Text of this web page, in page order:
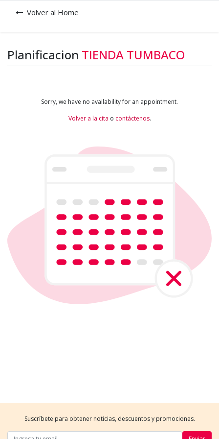
Volver al Home
Planificacion TIENDA TUMBACO
Sorry, we have no availability for an appointment.
Volver a la cita o contáctenos.
Suscríbete para obtener noticias, descuentos y promociones.